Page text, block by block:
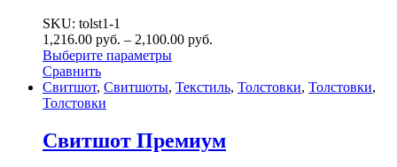
SKU: tolst1-1
1,216.00 руб. – 2,100.00 руб.
Выберите параметры
Сравнить
Свитшот, Свитшоты, Текстиль, Толстовки, Толстовки,
Толстовки
Свитшот Премиум